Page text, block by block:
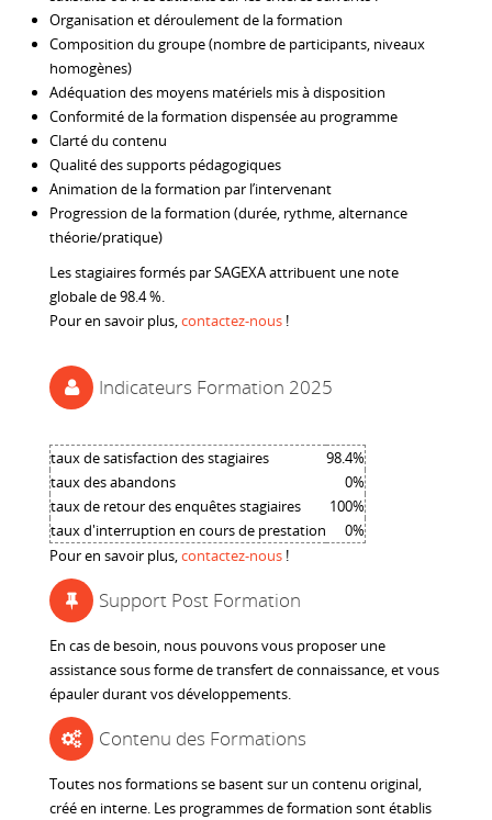
Organisation et déroulement de la formation
Composition du groupe (nombre de participants, niveaux
homogènes)
Adéquation des moyens matériels mis à disposition
Conformité de la formation dispensée au programme
Clarté du contenu
Qualité des supports pédagogiques
Animation de la formation par l’intervenant
Progression de la formation (durée, rythme, alternance
théorie/pratique)
Les stagiaires formés par SAGEXA attribuent une note
globale de 98.4 %.
Pour en savoir plus, contactez-nous !
Indicateurs Formation 2025
taux de satisfaction des stagiaires
98.4%
taux des abandons
0%
taux de retour des enquêtes stagiaires
100%
taux d'interruption en cours de prestation
0%
Pour en savoir plus, contactez-nous !
Support Post Formation
En cas de besoin, nous pouvons vous proposer une
assistance sous forme de transfert de connaissance, et vous
épauler durant vos développements.
Contenu des Formations
Toutes nos formations se basent sur un contenu original,
créé en interne. Les programmes de formation sont établis